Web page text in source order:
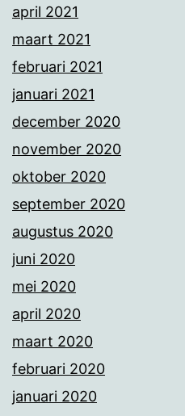
april 2021
maart 2021
februari 2021
januari 2021
december 2020
november 2020
oktober 2020
september 2020
augustus 2020
juni 2020
mei 2020
april 2020
maart 2020
februari 2020
januari 2020